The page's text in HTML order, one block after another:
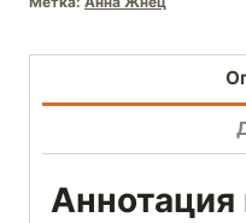
Аннотация